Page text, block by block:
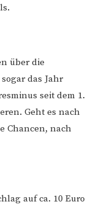
über die
das Jahr
seit dem 1.
Geht es nach
Chancen, nach
auf ca. 10 Euro